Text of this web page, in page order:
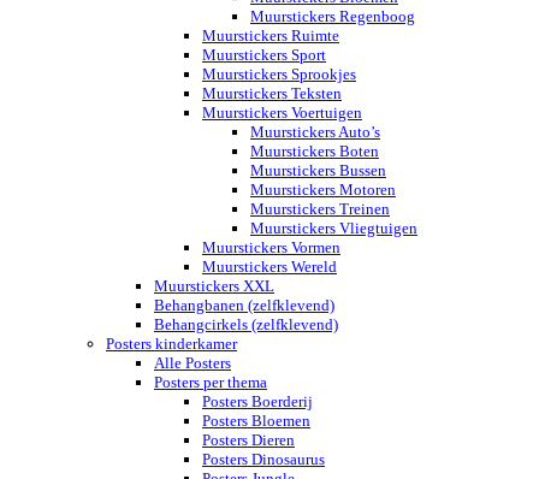
Muurstickers Regenboog
Muurstickers Ruimte
Muurstickers Sport
Muurstickers Sprookjes
Muurstickers Teksten
Muurstickers Voertuigen
Muurstickers Auto’s
Muurstickers Boten
Muurstickers Bussen
Muurstickers Motoren
Muurstickers Treinen
Muurstickers Vliegtuigen
Muurstickers Vormen
Muurstickers Wereld
Muurstickers XXL
Behangbanen (zelfklevend)
Behangcirkels (zelfklevend)
Posters kinderkamer
Alle Posters
Posters per thema
Posters Boerderij
Posters Bloemen
Posters Dieren
Posters Dinosaurus